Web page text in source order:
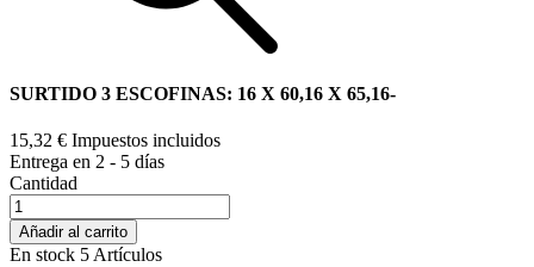
SURTIDO 3 ESCOFINAS: 16 X 60,16 X 65,16-
15,32 € Impuestos incluidos
Entrega en 2 - 5 días
Cantidad
Añadir al carrito
En stock 5 Artículos